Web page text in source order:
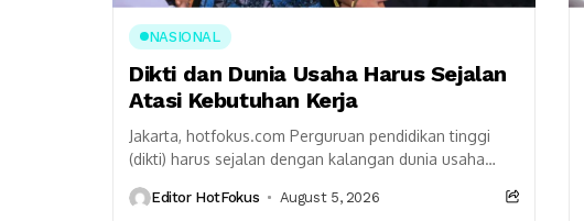
NASIONAL
Dikti dan Dunia Usaha Harus Sejalan
Atasi Kebutuhan Kerja
Jakarta, hotfokus.com Perguruan pendidikan tinggi
(dikti) harus sejalan dengan kalangan dunia usaha
lulusan dengan kebutuhan kerja industri. “Ini...
Editor HotFokus August 5, 2026